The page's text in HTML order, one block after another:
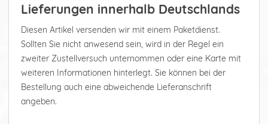
Lieferungen innerhalb Deutschlands
Diesen Artikel versenden wir mit einem Paketdienst.
Sollten Sie nicht anwesend sein, wird in der Regel ein
zweiter Zustellversuch unternommen oder eine Karte mit
weiteren Informationen hinterlegt. Sie können bei der
Bestellung auch eine abweichende Lieferanschrift
angeben.